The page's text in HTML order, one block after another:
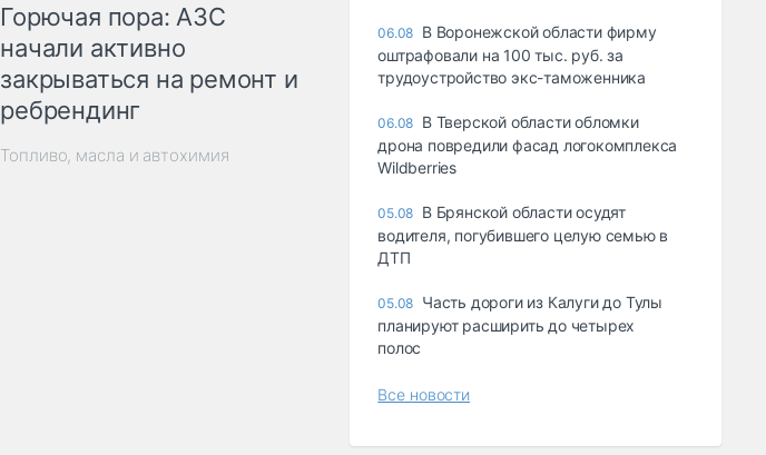
Горючая пора: АЗС
начали активно
закрываться на ремонт и
ребрендинг
Топливо, масла и автохимия
06.08 В Воронежской области фирму
оштрафовали на 100 тыс. руб. за
трудоустройство экс-таможенника
06.08 В Тверской области обломки
дрона повредили фасад логокомплекса
Wildberries
05.08 В Брянской области осудят
водителя, погубившего целую семью в
ДТП
05.08 Часть дороги из Калуги до Тулы
планируют расширить до четырех
полос
Все новости